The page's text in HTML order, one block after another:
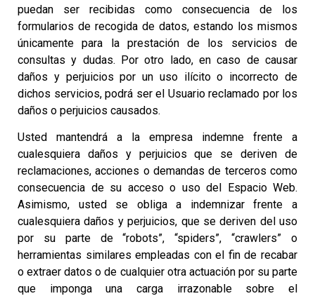
puedan ser recibidas como consecuencia de los
formularios de recogida de datos, estando los mismos
únicamente para la prestación de los servicios de
consultas y dudas. Por otro lado, en caso de causar
daños y perjuicios por un uso ilícito o incorrecto de
dichos servicios, podrá ser el Usuario reclamado por los
daños o perjuicios causados.
Usted mantendrá a la empresa indemne frente a
cualesquiera daños y perjuicios que se deriven de
reclamaciones, acciones o demandas de terceros como
consecuencia de su acceso o uso del Espacio Web.
Asimismo, usted se obliga a indemnizar frente a
cualesquiera daños y perjuicios, que se deriven del uso
por su parte de “robots”, “spiders”, “crawlers” o
herramientas similares empleadas con el fin de recabar
o extraer datos o de cualquier otra actuación por su parte
que imponga una carga irrazonable sobre el